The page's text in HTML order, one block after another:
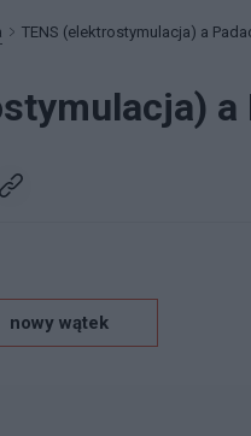
TENS (elektrostymulacja) a
a
nowy wątek